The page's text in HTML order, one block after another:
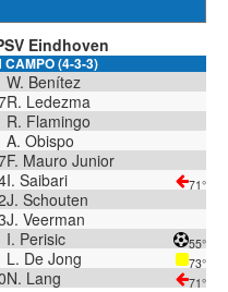
Eindhoven
CAMPO (4-3-3)
W. Benítez
R. Ledezma
R. Flamingo
A. Obispo
F. Mauro Junior
I. Saibari 71°
J. Schouten
J. Veerman
I. Perisic 55°
L. De Jong 73°
N. Lang 71°